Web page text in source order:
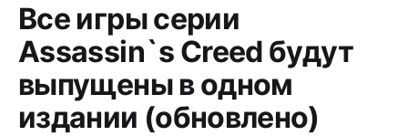
Все игры серии
Assassin`s Creed будут
выпущены в одном
издании (обновлено)